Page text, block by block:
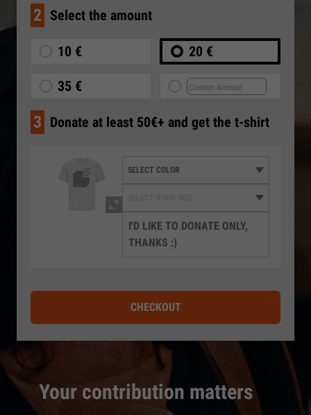
Your contribution matters
2 Select the amount
10 € 20 €
35 €
3 Donate at least 50€+ and get the t-shirt
I'D LIKE TO DONATE ONLY,
THANKS :)
CHECKOUT